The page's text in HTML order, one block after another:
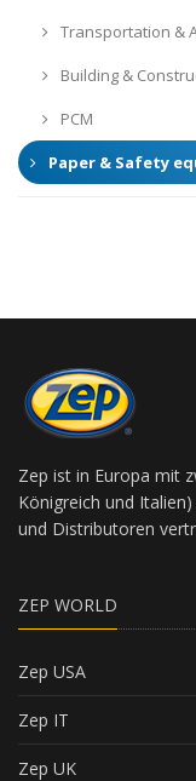
Transportation &
Building &
PCM
Paper & Safety
Zep ist in Europa mit
Königreich und
und Distributoren
ZEP WORLD
Zep USA
Zep IT
Zep UK